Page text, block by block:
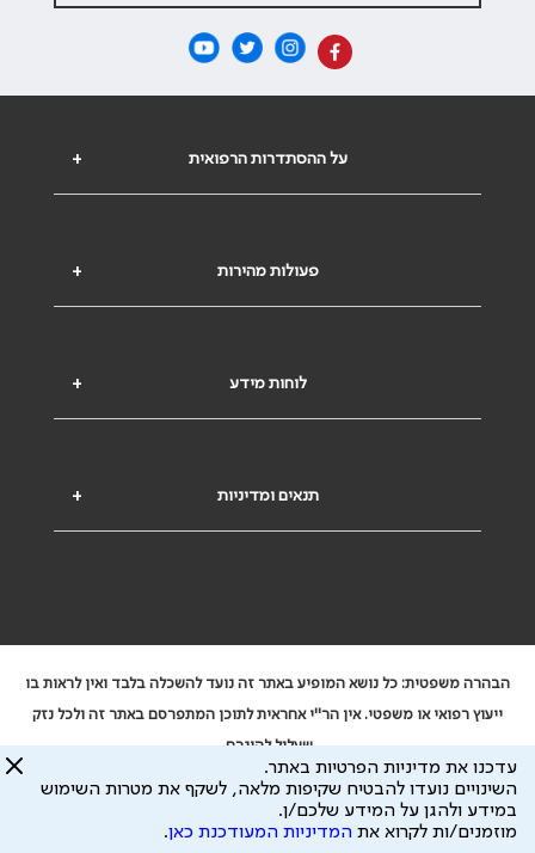
+ על ההסתדרות הרפואית
+ פעולות מהירות
+ לוחות מידע
+ תנאים ומדיניות
הבהרה משפטית: כל נושא המופיע באתר זה נועד להשכלה בלבד ואין לראות בו
ייעוץ רפואי או משפטי. אין הר"י אחראית לתוכן המתפרסם באתר זה ולכל נזק
שעלול להיגרם.
ידוע לי שהר"י אוספת ושומרת מידע אישי לצורך מתן השרות וכי חלק ממנו עשוי
להיות מועבר לצדדים שלישיים, הכל בכפוף ל
כל הזכויות על המידע באתר שייכות להסתדרות הרפואית בישראל.
עדכנו את מדיניות הפרטיות באתר.
השינויים נועדו להבטיח שקיפות מלאה, לשקף את מטרות השימוש
במידע ולהגן על המידע שלכם/ן.
מוזמנים/ות לקרוא את המדיניות המעודכנת כאן.